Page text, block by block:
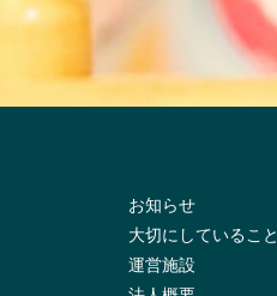
お知らせ
大切にしていること
運営施設